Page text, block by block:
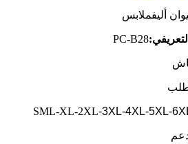
أليفملابس
PC-B28
SML-XL-2XL-3XL-4XL-5XL-